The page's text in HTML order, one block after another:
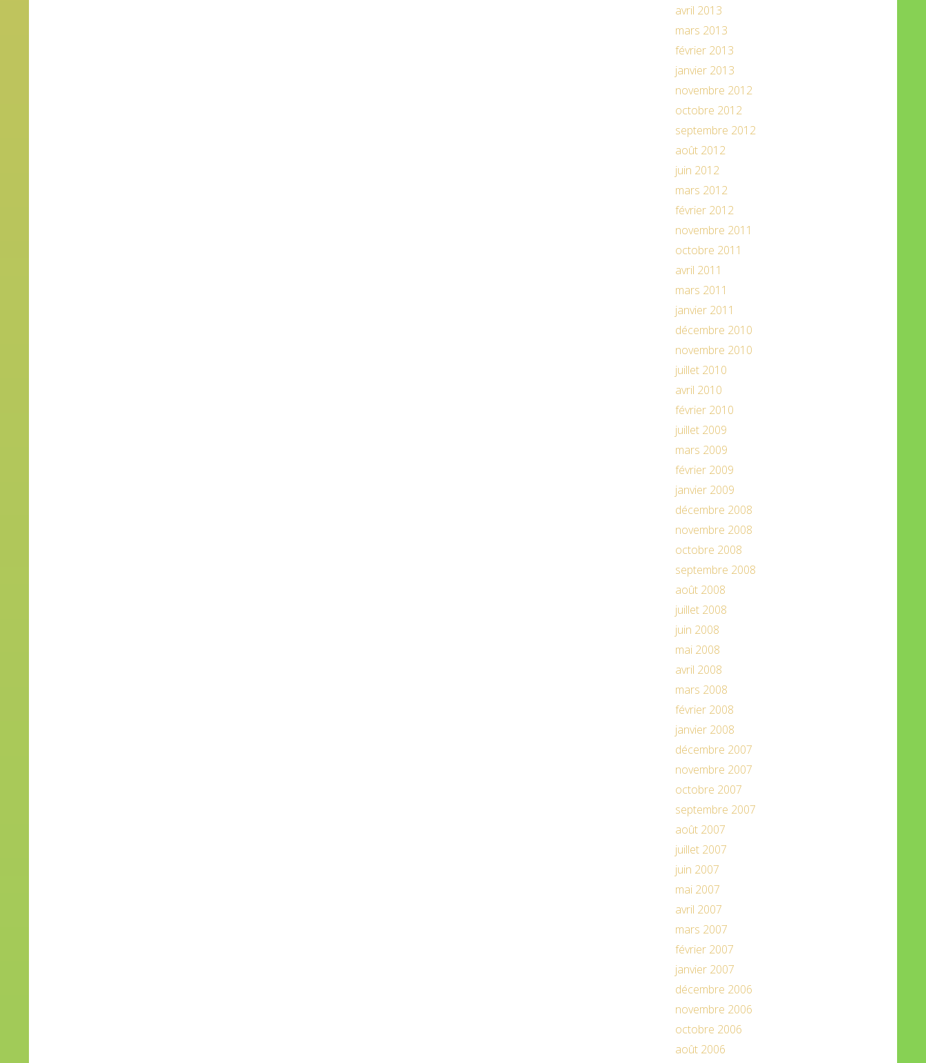
avril 2013
mars 2013
février 2013
janvier 2013
novembre 2012
octobre 2012
septembre 2012
août 2012
juin 2012
mars 2012
février 2012
novembre 2011
octobre 2011
avril 2011
mars 2011
janvier 2011
décembre 2010
novembre 2010
juillet 2010
avril 2010
février 2010
juillet 2009
mars 2009
février 2009
janvier 2009
décembre 2008
novembre 2008
octobre 2008
septembre 2008
août 2008
juillet 2008
juin 2008
mai 2008
avril 2008
mars 2008
février 2008
janvier 2008
décembre 2007
novembre 2007
octobre 2007
septembre 2007
août 2007
juillet 2007
juin 2007
mai 2007
avril 2007
mars 2007
février 2007
janvier 2007
décembre 2006
novembre 2006
octobre 2006
août 2006